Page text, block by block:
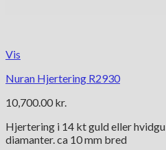
Vis
Nuran Hjertering R2930
10,700.00 kr.
Hjertering i 14 kt guld eller
diamanter. ca 10 mm bred